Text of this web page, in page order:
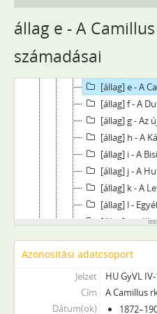
állag e - A
számadásai
[állag] a -
[állag] b -
[állag] e - A
[állag] f - A
[állag] g - Az
[állag] h - A
[állag] i - A
[állag] j - A
[állag] k - A
[állag] l -
[állag] m -
[állag] n -
[állag] o -
[állag] p -
[állag] q -
[állag] r -
Azonosítási adatcsoport
Jelzet
HU GyVL
Cím
A Camillus
Dátum(ok)